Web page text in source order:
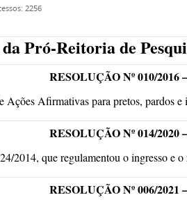
2256
da Pró-Reitoria de
RESOLUÇÃO Nº 010/2016
Ações Afirmativas para pretos, pardos
RESOLUÇÃO Nº 014/2020
2014, que regulamentou o ingresso e
RESOLUÇÃO Nº 006/2021